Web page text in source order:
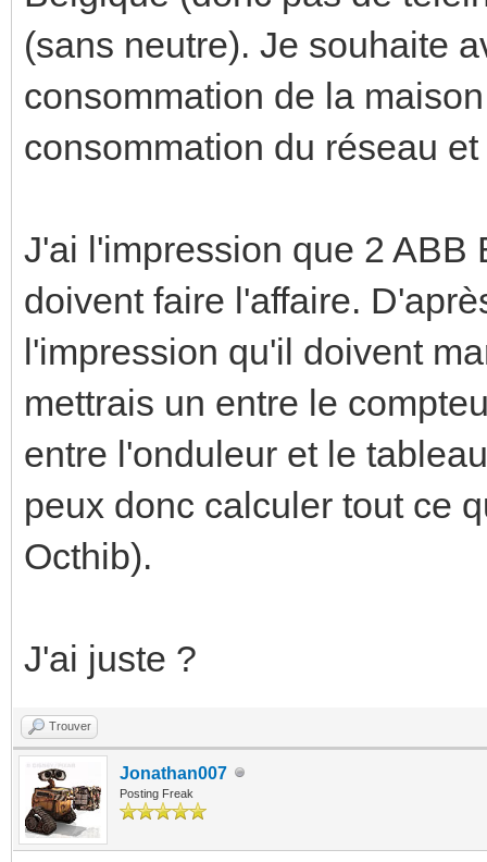
(sans neutre). Je souhaite
consommation de la
consommation du réseau
J'ai l'impression que 2 ABB
doivent faire l'affaire.
l'impression qu'il doivent
mettrais un entre le
entre l'onduleur et le
peux donc calculer tout ce
Octhib).
J'ai juste ?
Trouver
Jonathan007
Posting Freak